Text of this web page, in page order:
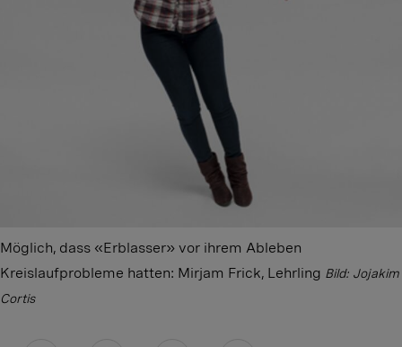
Möglich, dass «Erblasser» vor ihrem Ableben
Kreislaufprobleme hatten: Mirjam Frick, Lehrling Bild: Jojakim
Cortis